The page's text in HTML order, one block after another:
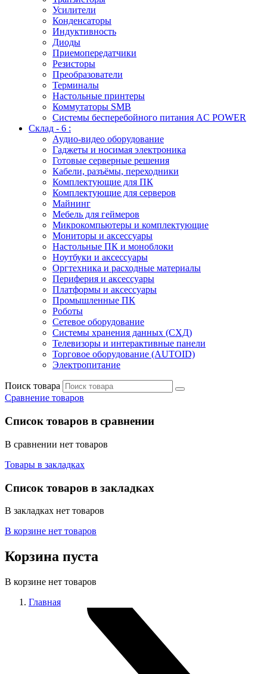
Усилители
Конденсаторы
Индуктивность
Диоды
Приемопередатчики
Резисторы
Преобразователи
Терминалы
Настольные принтеры
Коммутаторы SMB
Системы бесперебойного питания AC POWER
Склад - 6 :
Аудио-видео оборудование
Гаджеты и носимая электроника
Готовые серверные решения
Кабели, разъёмы, переходники
Комплектующие для ПК
Комплектующие для серверов
Майнинг
Мебель для геймеров
Микрокомпьютеры и комплектующие
Мониторы и аксессуары
Настольные ПК и моноблоки
Ноутбуки и аксессуары
Оргтехника и расходные материалы
Периферия и аксессуары
Платформы и аксессуары
Промышленные ПК
Роботы
Сетевое оборудование
Системы хранения данных (СХД)
Телевизоры и интерактивные панели
Торговое оборудование (AUTOID)
Электропитание
Поиск товара
Сравнение товаров
Список товаров в сравнении
В сравнении нет товаров
Товары в закладках
Список товаров в закладках
В закладках нет товаров
В корзине нет товаров
Корзина пуста
В корзине нет товаров
Главная